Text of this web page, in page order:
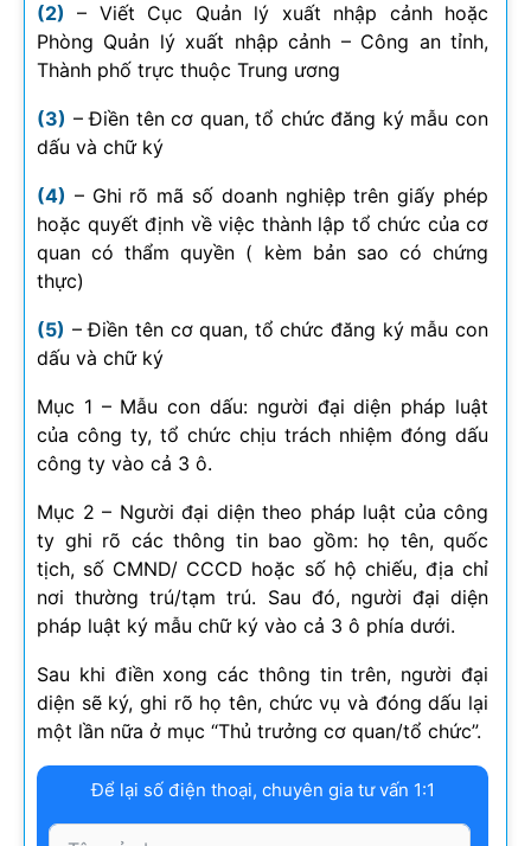
(2) – Viết Cục Quản lý xuất nhập cảnh hoặc
Phòng Quản lý xuất nhập cảnh – Công an tỉnh,
Thành phố trực thuộc Trung ương
(3) – Điền tên cơ quan, tổ chức đăng ký mẫu con
dấu và chữ ký
(4) – Ghi rõ mã số doanh nghiệp trên giấy phép
hoặc quyết định về việc thành lập tổ chức của cơ
quan có thẩm quyền ( kèm bản sao có chứng
thực)
(5) – Điền tên cơ quan, tổ chức đăng ký mẫu con
dấu và chữ ký
Mục 1 – Mẫu con dấu: người đại diện pháp luật
của công ty, tổ chức chịu trách nhiệm đóng dấu
công ty vào cả 3 ô.
Mục 2 – Người đại diện theo pháp luật của công
ty ghi rõ các thông tin bao gồm: họ tên, quốc
tịch, số CMND/ CCCD hoặc số hộ chiếu, địa chỉ
nơi thường trú/tạm trú. Sau đó, người đại diện
pháp luật ký mẫu chữ ký vào cả 3 ô phía dưới.
Sau khi điền xong các thông tin trên, người đại
diện sẽ ký, ghi rõ họ tên, chức vụ và đóng dấu lại
một lần nữa ở mục “Thủ trưởng cơ quan/tổ chức”.
Để lại số điện thoại, chuyên gia tư vấn 1:1